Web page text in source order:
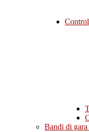
Bandi di gara